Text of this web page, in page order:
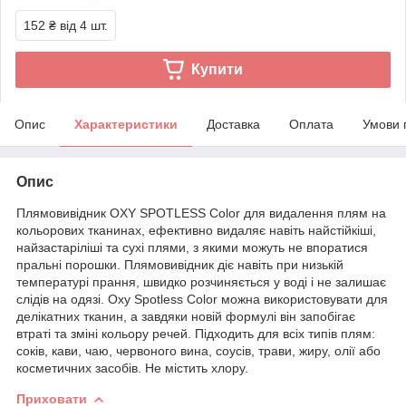
152 ₴ від 4 шт.
Купити
Опис Характеристики Доставка Оплата Умови
Опис
Плямовивідник OXY SPOTLESS Color для видалення плям на
кольорових тканинах, ефективно видаляє навіть найстійкіші,
найзастаріліші та сухі плями, з якими можуть не впоратися
пральні порошки. Плямовивідник діє навіть при низькій
температурі прання, швидко розчиняється у воді і не залишає
слідів на одязі. Oxy Spotless Color можна використовувати для
делікатних тканин, а завдяки новій формулі він запобігає
втраті та зміні кольору речей. Підходить для всіх типів плям:
соків, кави, чаю, червоного вина, соусів, трави, жиру, олії або
косметичних засобів. Не містить хлору.
Приховати